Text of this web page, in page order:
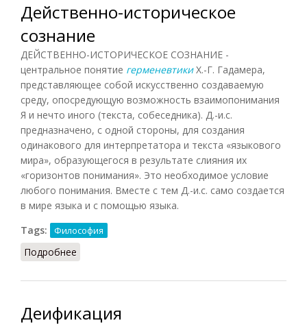
Действенно-историческое
сознание
ДЕЙСТВЕННО-ИСТОРИЧЕСКОЕ СОЗНАНИЕ -
центральное понятие герменевтикиХ.-Г. Гадамера,
представляющее собой искусственно создаваемую
среду, опосредующую возможность взаимопонимания
Я и нечто иного (текста, собеседника). Д.-и.с.
предназначено, с одной стороны, для создания
одинакового для интерпретатора и текста «языкового
мира», образующегося в результате слияния их
«горизонтов понимания». Это необходимое условие
любого понимания. Вместе с тем Д.-и.с. само создается
в мире языка и с помощью языка.
Tags:
Философия
Подробнее
Деификация